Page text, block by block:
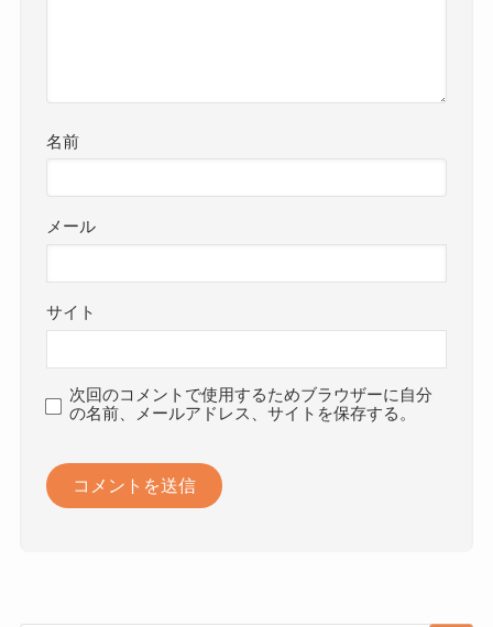
名前
メール
サイト
次回のコメントで使用するためブラウザーに自分
の名前、メールアドレス、サイトを保存する。